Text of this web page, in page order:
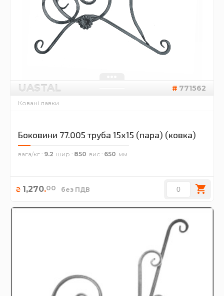
UASTAL 771562
Ковані лавки
Боковини 77.005 труба 15х15 (пара) (ковка)
вага/кг. 9.2 шир. 850 вис. 650
₴ 1,270.00 без ПДВ